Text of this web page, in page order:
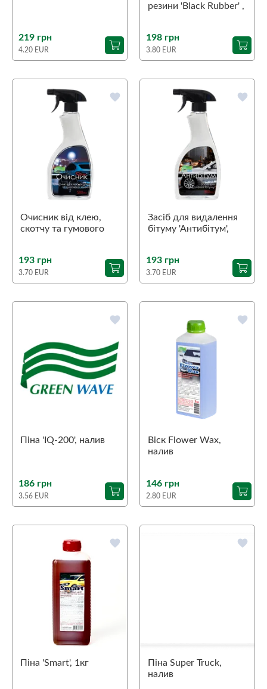
219 грн
4.20 EUR
резини 'Black Rubber' ,
198 грн
3.80 EUR
favorite
Очисник від клею,
скотчу та гумового
193 грн
3.70 EUR
favorite
Засіб для видалення
бітуму 'Антибітум',
193 грн
3.70 EUR
favorite
Піна 'IQ-200', налив
186 грн
3.56 EUR
favorite
Віск Flower Wax,
налив
146 грн
2.80 EUR
favorite
Піна 'Smart', 1кг
favorite
Піна Super Truck,
налив